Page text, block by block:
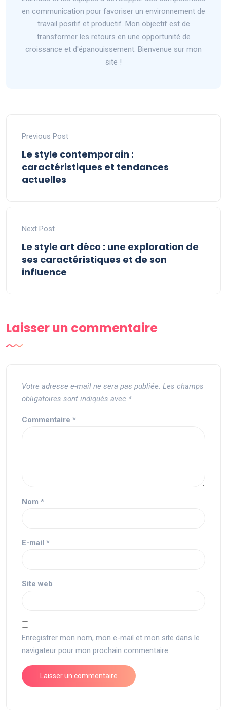
en communication pour favoriser un environnement de
travail positif et productif. Mon objectif est de
transformer les retours en une opportunité de
croissance et d'épanouissement. Bienvenue sur mon
site !
Previous Post
Le style contemporain :
caractéristiques et tendances
actuelles
Next Post
Le style art déco : une exploration de
ses caractéristiques et de son
influence
Laisser un commentaire
Votre adresse e-mail ne sera pas publiée. Les champs
obligatoires sont indiqués avec *
Commentaire *
Nom *
E-mail *
Site web
Enregistrer mon nom, mon e-mail et mon site dans le
navigateur pour mon prochain commentaire.